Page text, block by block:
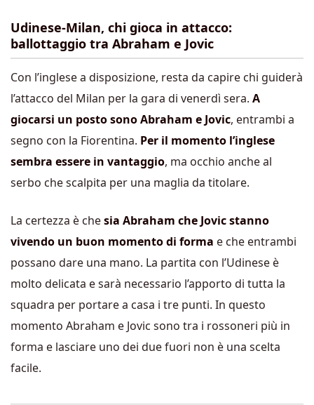
Udinese-Milan, chi gioca in attacco:
ballottaggio tra Abraham e Jovic
Con l’inglese a disposizione, resta da capire chi guiderà
l’attacco del Milan per la gara di venerdì sera. A
giocarsi un posto sono Abraham e Jovic, entrambi a
segno con la Fiorentina. Per il momento l’inglese
sembra essere in vantaggio, ma occhio anche al
serbo che scalpita per una maglia da titolare.
La certezza è chesia Abraham che Jovic stanno
vivendo un buon momento di forma e che entrambi
possano dare una mano. La partita con l’Udinese è
molto delicata e sarà necessario l’apporto di tutta la
squadra per portare a casa i tre punti. In questo
momento Abraham e Jovic sono tra i rossoneri più in
forma e lasciare uno dei due fuori non è una scelta
facile.